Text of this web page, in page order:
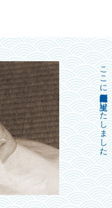
ここに野崎印刷紙業株式会社が誕生いたしました。